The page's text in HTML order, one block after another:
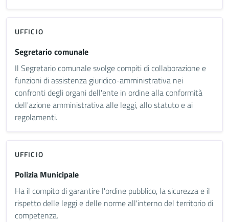
UFFICIO
Segretario comunale
Il Segretario comunale svolge compiti di collaborazione e
funzioni di assistenza giuridico-amministrativa nei
confronti degli organi dell'ente in ordine alla conformità
dell'azione amministrativa alle leggi, allo statuto e ai
regolamenti.
UFFICIO
Polizia Municipale
Ha il compito di garantire l'ordine pubblico, la sicurezza e il
rispetto delle leggi e delle norme all'interno del territorio di
competenza.